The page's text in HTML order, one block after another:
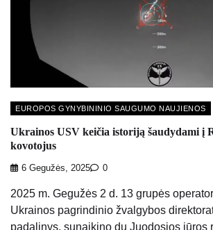
EUROPOS GYNYBININIO SAUGUMO NAUJIENOS
Ukrainos USV keičia istoriją šaudydami į
kovotojus
6 Gegužės, 2025 0
2025 m. Gegužės 2 d. 13 grupės
Ukrainos pagrindinio žvalgybos
padalinys, sunaikino du Juodosios jūros